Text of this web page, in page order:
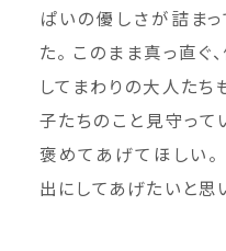
ぱいの優しさが詰ま
た。 このまま真っ直ぐ
してまわりの大人たち
子たちのこと見守って
褒めてあげてほしい
出にしてあげたいと思